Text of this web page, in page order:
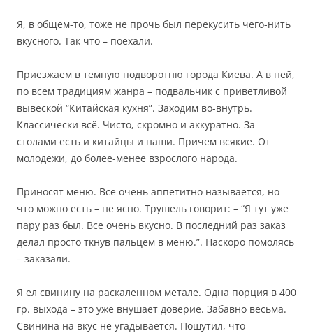
Я, в общем-то, тоже не прочь был перекусить чего-нить
вкусного. Так что – поехали.
Приезжаем в темную подворотню города Киева. А в ней,
по всем традициям жанра – подвальчик с приветливой
вывеской “Китайская кухня”. Заходим во-внутрь.
Классически всё. Чисто, скромно и аккуратно. За
столами есть и китайцы и наши. Причем всякие. От
молодежи, до более-менее взрослого народа.
Приносят меню. Все очень аппетитно называется, но
что можно есть – не ясно. Трушель говорит: – “Я тут уже
пару раз был. Все очень вкусно. В последний раз заказ
делал просто ткнув пальцем в меню.”. Наскоро помолясь
– заказали.
Я ел свинину на раскаленном метале. Одна порция в 400
гр. выхода – это уже внушает доверие. Забавно весьма.
Свинина на вкус не угадывается. Пошутил, что